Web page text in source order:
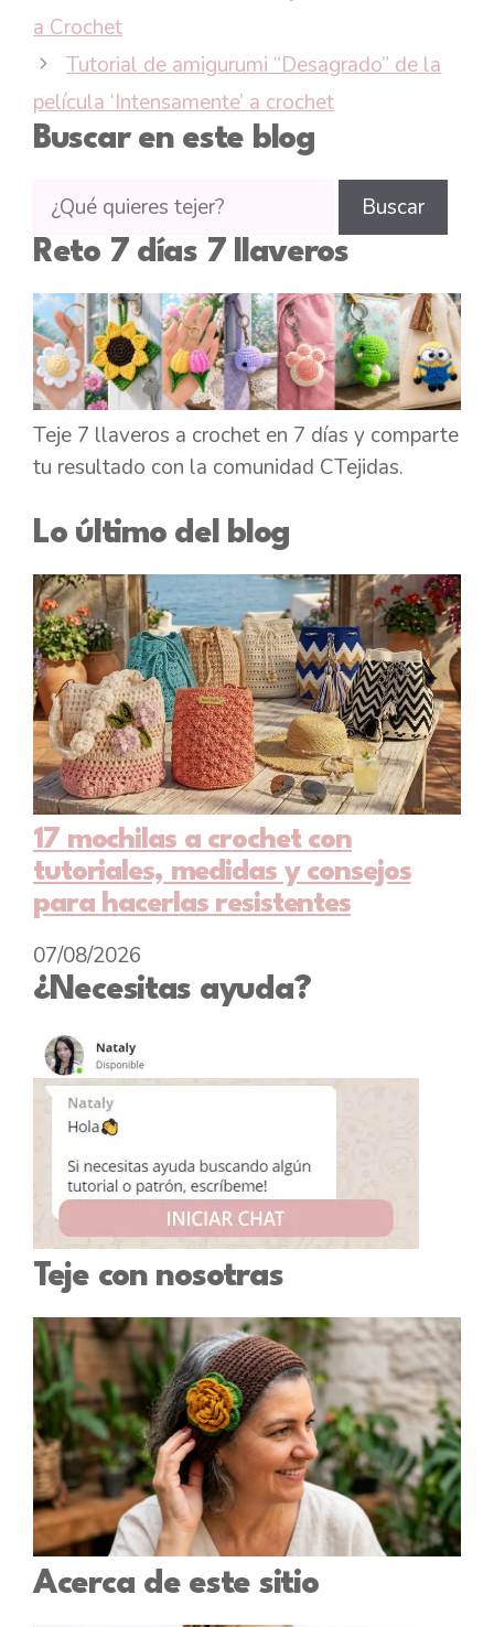
a Crochet
Tutorial de amigurumi “Desagrado” de la
película ‘Intensamente’ a crochet
Buscar en este blog
Buscar
tutoriales
en
CTejidas
Buscar
Reto 7 días 7 llaveros
Teje 7 llaveros a crochet en 7 días y comparte
tu resultado con la comunidad CTejidas.
Lo último del blog
17 mochilas a crochet con
tutoriales, medidas y consejos
para hacerlas resistentes
07/08/2026
¿Necesitas ayuda?
Teje con nosotras
Acerca de este sitio